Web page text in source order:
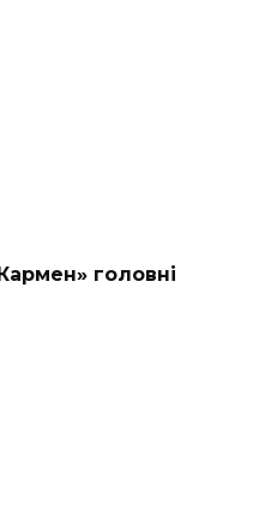
головні